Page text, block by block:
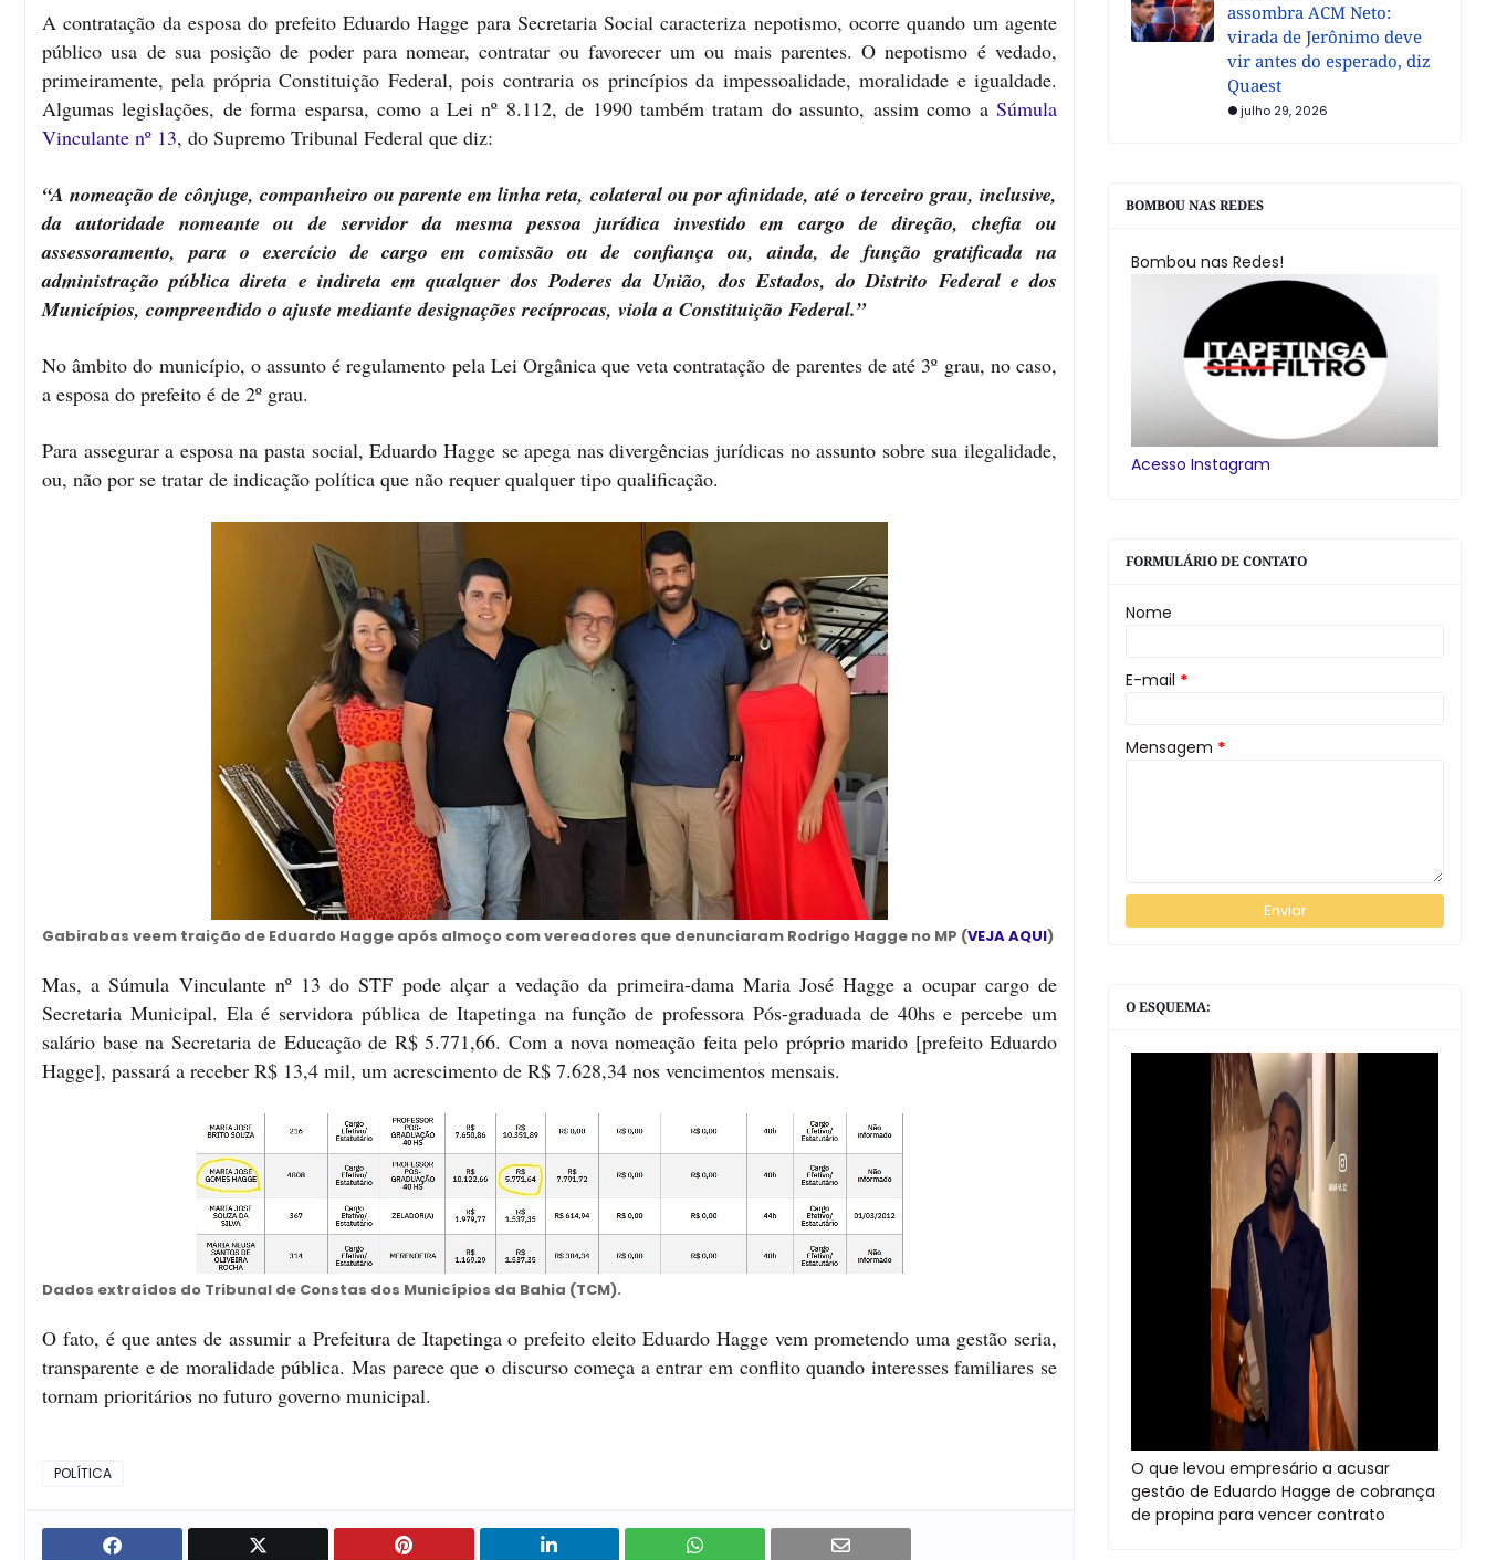
A contratação da esposa do prefeito Eduardo Hagge para Secretaria Social caracteriza nepotismo, ocorre quando um agente
público usa de sua posição de poder para nomear, contratar ou favorecer um ou mais parentes. O nepotismo é vedado,
primeiramente, pela própria Constituição Federal, pois contraria os princípios da impessoalidade, moralidade e igualdade.
Algumas legislações, de forma esparsa, como a Lei nº 8.112, de 1990 também tratam do assunto, assim como a Súmula
Vinculante nº 13, do Supremo Tribunal Federal que diz:
“A nomeação de cônjuge, companheiro ou parente em linha reta, colateral ou por afinidade, até o terceiro grau, inclusive,
da autoridade nomeante ou de servidor da mesma pessoa jurídica investido em cargo de direção, chefia ou
assessoramento, para o exercício de cargo em comissão ou de confiança ou, ainda, de função gratificada na
administração pública direta e indireta em qualquer dos Poderes da União, dos Estados, do Distrito Federal e dos
Municípios, compreendido o ajuste mediante designações recíprocas, viola a Constituição Federal.”
No âmbito do município, o assunto é regulamento pela Lei Orgânica que veta contratação de parentes de até 3º grau, no caso,
a esposa do prefeito é de 2º grau.
Para assegurar a esposa na pasta social, Eduardo Hagge se apega nas divergências jurídicas no assunto sobre sua ilegalidade,
ou, não por se tratar de indicação política que não requer qualquer tipo qualificação.
Gabirabas veem traição de Eduardo Hagge após almoço com vereadores que denunciaram Rodrigo Hagge no MP (VEJA AQUI)
Mas, a Súmula Vinculante nº 13 do STF pode alçar a vedação da primeira-dama Maria José Hagge a ocupar cargo de
Secretaria Municipal. Ela é servidora pública de Itapetinga na função de professora Pós-graduada de 40hs e percebe um
salário base na Secretaria de Educação de R$ 5.771,66. Com a nova nomeação feita pelo próprio marido [prefeito Eduardo
Hagge], passará a receber R$ 13,4 mil, um acrescimento de R$ 7.628,34 nos vencimentos mensais.
Dados extraídos do Tribunal de Constas dos Municípios da Bahia (TCM).
O fato, é que antes de assumir a Prefeitura de Itapetinga o prefeito eleito Eduardo Hagge vem prometendo uma gestão seria,
transparente e de moralidade pública. Mas parece que o discurso começa a entrar em conflito quando interesses familiares se
tornam prioritários no futuro governo municipal.
POLÍTICA
assombra ACM Neto:
virada de Jerônimo deve
vir antes do esperado, diz
Quaest
julho 29, 2026
BOMBOU NAS REDES
Bombou nas Redes!
Acesso Instagram
FORMULÁRIO DE CONTATO
Nome
E-mail *
Mensagem *
O ESQUEMA:
O que levou empresário a acusar
gestão de Eduardo Hagge de cobrança
de propina para vencer contrato